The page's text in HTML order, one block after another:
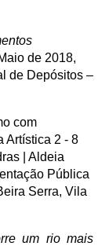
de 2018,
de Depósitos –
com
Artística 2 - 8
| Aldeia
Pública
Serra, Vila
um rio mais